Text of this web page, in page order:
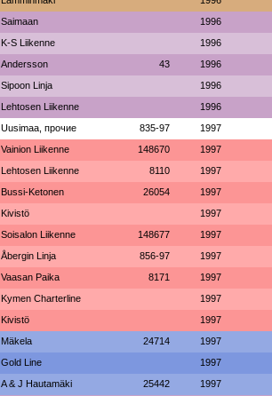
Saimaan 1996
K-S Liikenne 1996
Andersson 43 1996
Sipoon Linja 1996
Lehtosen Liikenne 1996
Uusimaa, прочие 835-97 1997
Vainion Liikenne 148670 1997
Lehtosen Liikenne 8110 1997
Bussi-Ketonen 26054 1997
Kivistö 1997
Soisalon Liikenne 148677 1997
Åbergin Linja 856-97 1997
Vaasan Paika 8171 1997
Kymen Charterline 1997
Kivistö 1997
Mäkela 24714 1997
Gold Line 1997
A & J Hautamäki 25442 1997